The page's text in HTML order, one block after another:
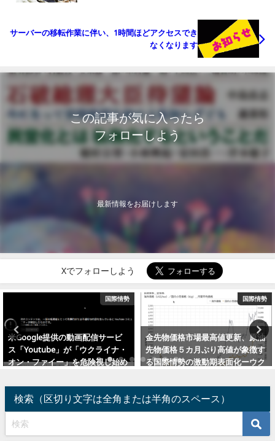
サーバーの移転作業に伴い、1時間ほどアクセスでき
なくなります
この記事が気に入ったら
フォローしよう
最新情報をお届けします
Xでフォローしよう
国際情勢
金先物価格市場最高値更新、原油
先物価格５カ月ぶり高値が象徴す
る国際情勢の激動期表面化ーウク
会潰し）
2024年4月2日
国内政治
日本企業、サハリン2から撤退し
ない可能性もー岸田政権、なくは
ない対米隷属外交転換の可能性
検索（区切り文字は全角または半角のスペース）